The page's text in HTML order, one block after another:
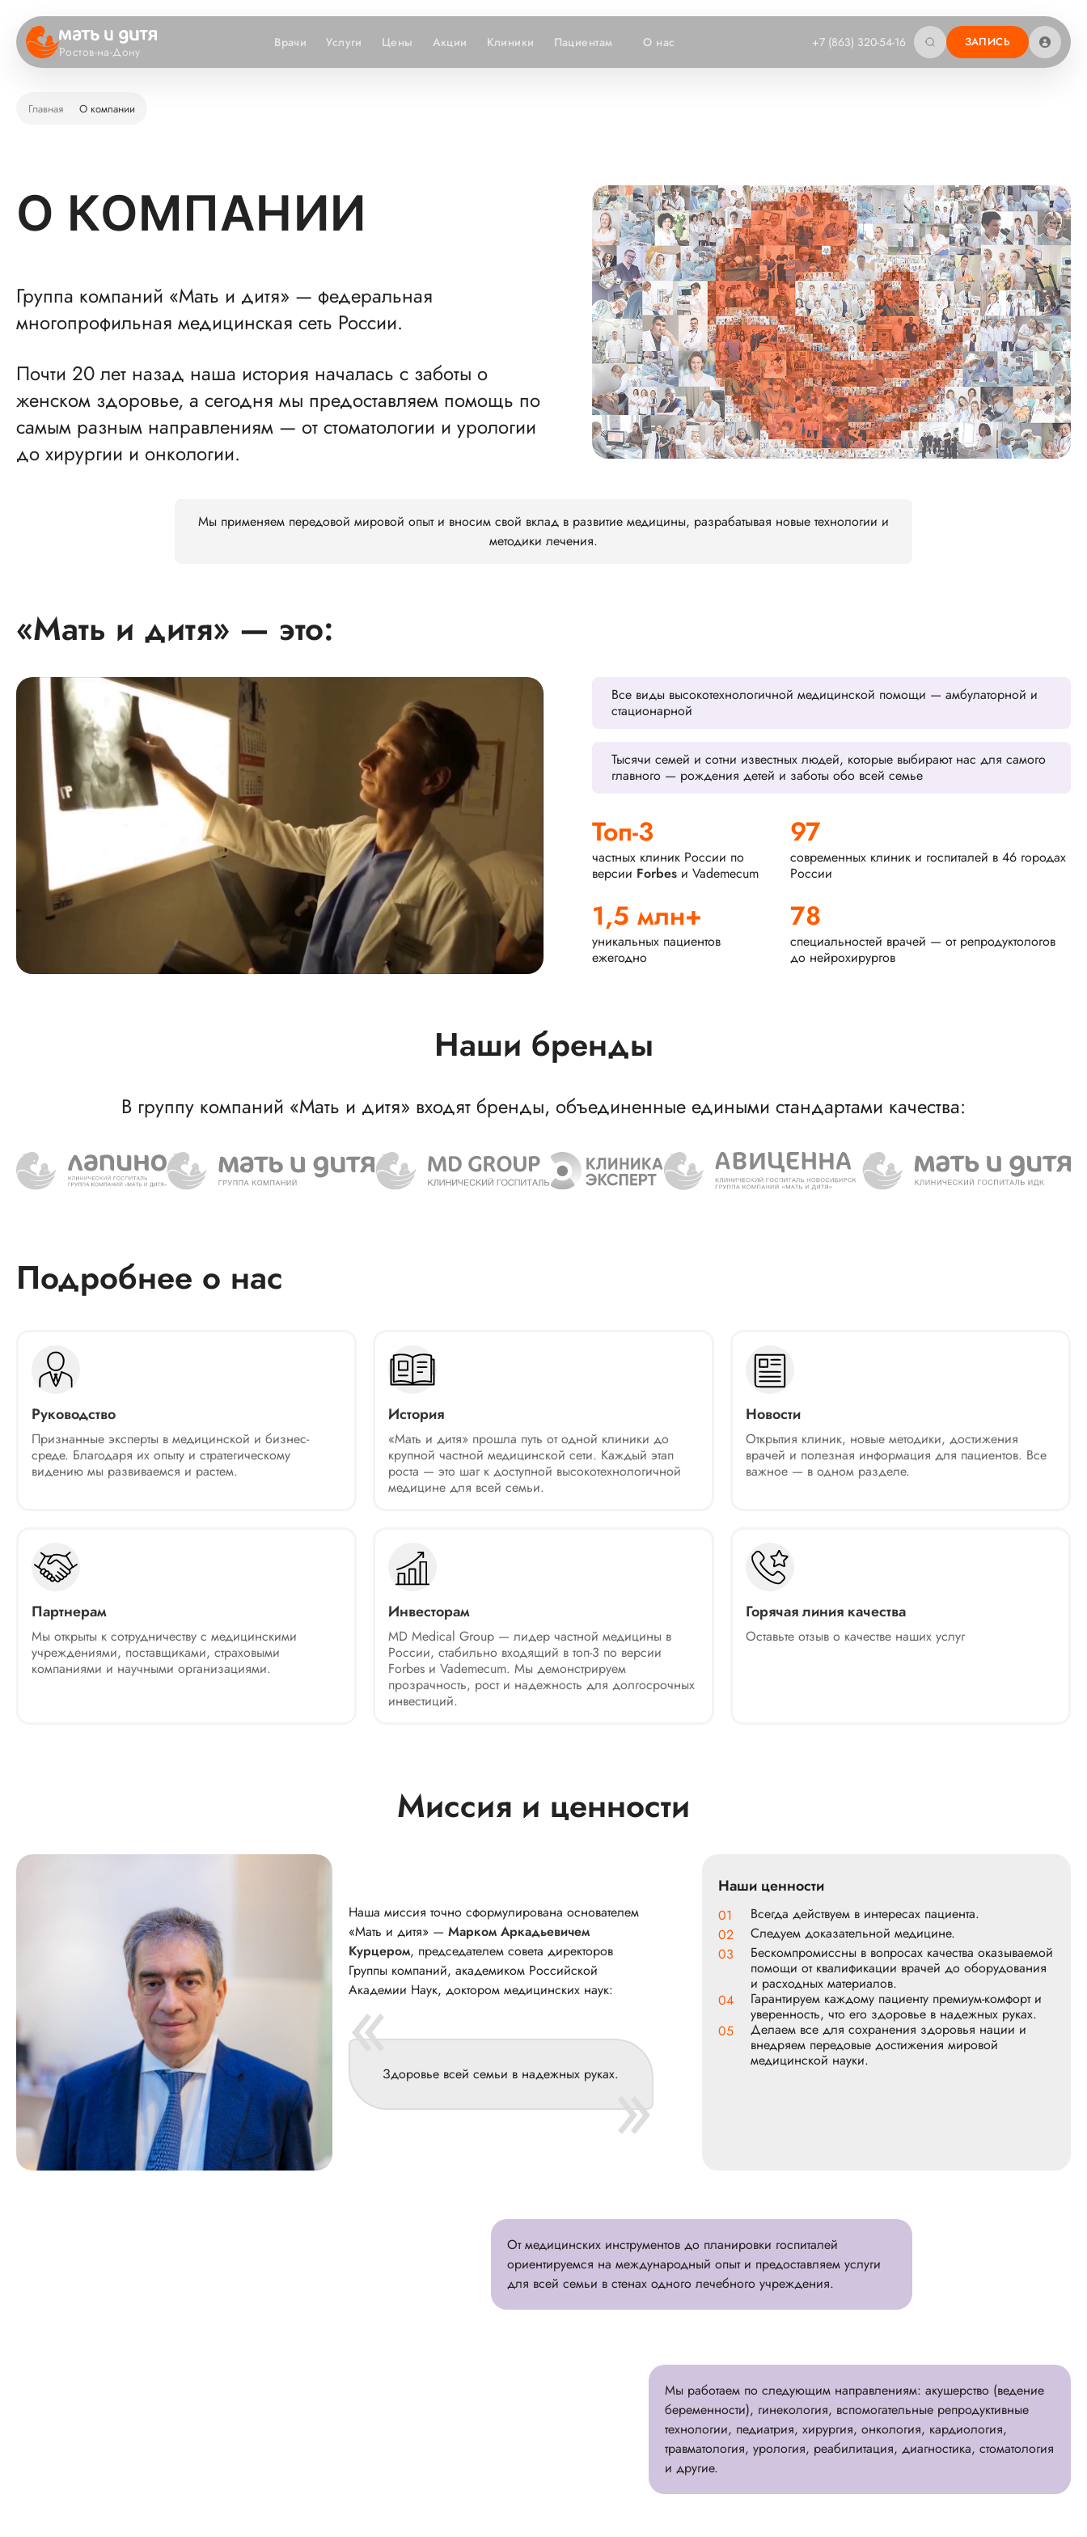
Ростов-на-Дону
Врачи Услуги Цены Акции Клиники Пациентам О нас +7 (863) 320-54-16 ЗАПИСЬ
Главная О компании
О КОМПАНИИ
Группа компаний «Мать и дитя» — федеральная
многопрофильная медицинская сеть России.
Почти 20 лет назад наша история началась с заботы о
женском здоровье, а сегодня мы предоставляем помощь по
самым разным направлениям — от стоматологии и урологии
до хирургии и онкологии.
Мы применяем передовой мировой опыт и вносим свой вклад в развитие медицины, разрабатывая новые технологии и
методики лечения.
«Мать и дитя» — это:
Все виды высокотехнологичной медицинской помощи — амбулаторной и
стационарной
Тысячи семей и сотни известных людей, которые выбирают нас для самого
главного — рождения детей и заботы обо всей семье
Топ-3
частных клиник России по
версии Forbes и Vademecum
97
современных клиник и госпиталей в 46 городах
России
1,5 млн+
уникальных пациентов
ежегодно
78
специальностей врачей — от репродуктологов
до нейрохирургов
Наши бренды
В группу компаний «Мать и дитя» входят бренды, объединенные едиными стандартами качества:
Подробнее о нас
Руководство
Признанные эксперты в медицинской и бизнес-
среде. Благодаря их опыту и стратегическому
видению мы развиваемся и растем.
История
«Мать и дитя» прошла путь от одной клиники до
крупной частной медицинской сети. Каждый этап
роста — это шаг к доступной высокотехнологичной
медицине для всей семьи.
Новости
Открытия клиник, новые методики, достижения
врачей и полезная информация для пациентов. Все
важное — в одном разделе.
Партнерам
Мы открыты к сотрудничеству с медицинскими
учреждениями, поставщиками, страховыми
компаниями и научными организациями.
Инвесторам
MD Medical Group — лидер частной медицины в
России, стабильно входящий в топ-3 по версии
Forbes и Vademecum. Мы демонстрируем
прозрачность, рост и надежность для долгосрочных
инвестиций.
Горячая линия качества
Оставьте отзыв о качестве наших услуг
Миссия и ценности
Наша миссия точно сформулирована основателем
«Мать и дитя» —Марком Аркадьевичем
Курцером, председателем совета директоров
Группы компаний, академиком Российской
Академии Наук, доктором медицинских наук:
«Здоровье всей семьи в надежных руках.»
Наши ценности
01
Всегда действуем в интересах пациента.
02
Следуем доказательной медицине.
03
Бескомпромиссны в вопросах качества оказываемой
помощи от квалификации врачей до оборудования
и расходных материалов.
04
Гарантируем каждому пациенту премиум-комфорт и
уверенность, что его здоровье в надежных руках.
05
Делаем все для сохранения здоровья нации и
внедряем передовые достижения мировой
медицинской науки.
От медицинских инструментов до планировки госпиталей
ориентируемся на международный опыт и предоставляем услуги
для всей семьи в стенах одного лечебного учреждения.
Мы работаем по следующим направлениям: акушерство (ведение
беременности), гинекология, вспомогательные репродуктивные
технологии, педиатрия, хирургия, онкология, кардиология,
травматология, урология, реабилитация, диагностика, стоматология
и другие.